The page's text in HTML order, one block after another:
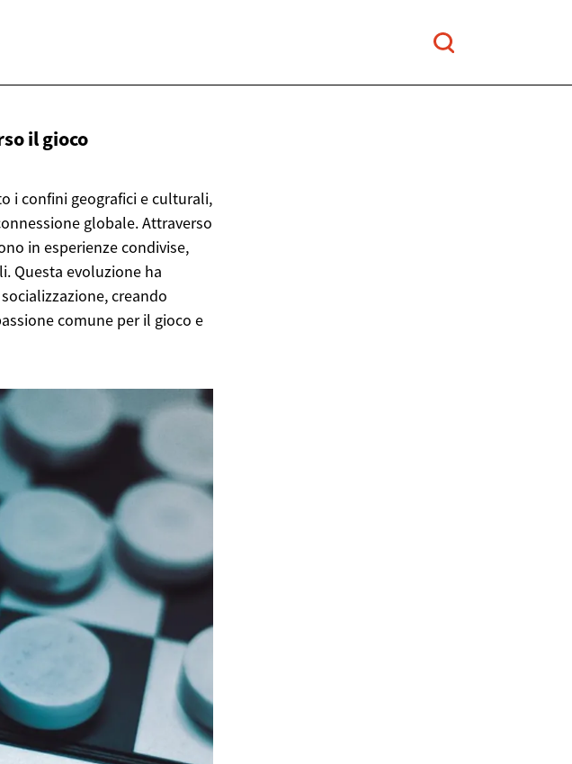
il gioco
i confini geografici e culturali,
globale. Attraverso
in esperienze condivise,
Questa evoluzione ha
creando
comune per il gioco e